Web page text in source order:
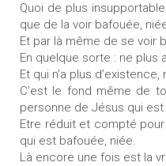
Quoi de plus
que de la voir bafouée,
Et par là même de se voir
En quelque sorte : ne plus
Et qui n’a plus d’existence,
C’est le fond même de
personne de Jésus qui est
Etre réduit et compté
qui est bafouée, niée.
Là encore une fois est la